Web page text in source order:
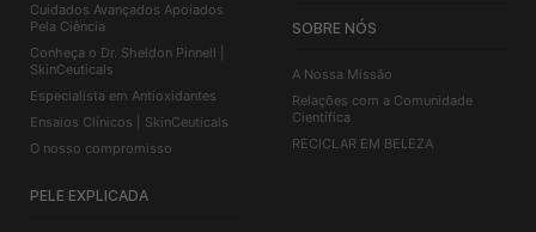
Cuidados Avançados Apoiados
Pela Ciência
Conheça o Dr. Sheldon Pinnell |
SkinCeuticals
Especialista em Antioxidantes
Ensaios Clínicos | SkinCeuticals
O nosso compromisso
PELE EXPLICADA
SOBRE NÓS
A Nossa Missão
Relações com a Comunidade
Científica
RECICLAR EM BELEZA